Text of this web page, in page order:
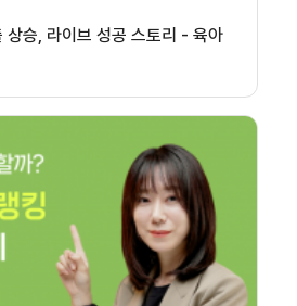
상승, 라이브 성공 스토리 - 육아